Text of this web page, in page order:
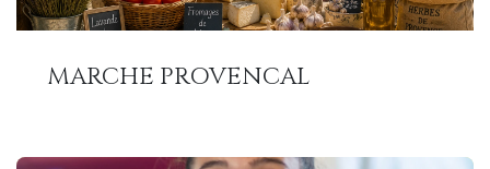
MARCHE PROVENCAL